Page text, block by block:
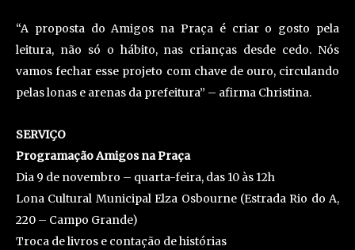
“A proposta do Amigos na Praça é criar o gosto pela
leitura, não só o hábito, nas crianças desde cedo. Nós
vamos fechar esse projeto com chave de ouro, circulando
pelas lonas e arenas da prefeitura” – afirma Christina.
SERVIÇO
Programação Amigos na Praça
Dia 9 de novembro – quarta-feira, das 10 às 12h
Lona Cultural Municipal Elza Osbourne (Estrada Rio do A,
220 – Campo Grande)
Troca de livros e contação de histórias